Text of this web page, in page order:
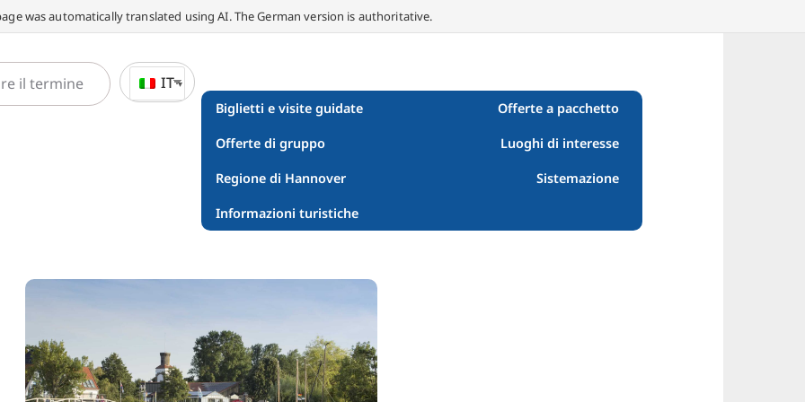
was automatically translated using AI. The German version is authoritative.
IT
Biglietti e visite guidate Offerte a pacchetto
Offerte di gruppo Luoghi di interesse
Regione di Hannover Sistemazione
Informazioni turistiche